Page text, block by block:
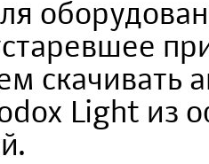
скачивать
Light из